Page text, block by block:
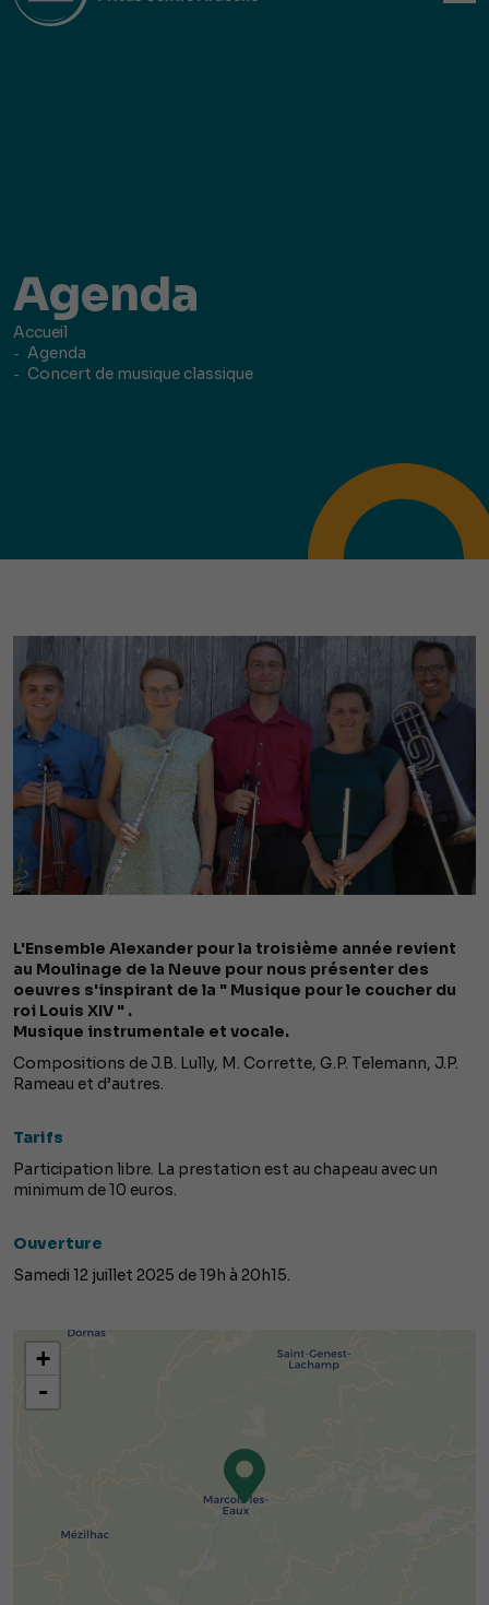
Agenda
Accueil
Agenda
Concert de musique classique
L'Ensemble Alexander pour la troisième année revient
au Moulinage de la Neuve pour nous présenter des
oeuvres s'inspirant de la " Musique pour le coucher du
roi Louis XIV " .
Musique instrumentale et vocale.
Compositions de J.B. Lully, M. Corrette, G.P. Telemann, J.P.
Rameau et d’autres.
Tarifs
Participation libre. La prestation est au chapeau avec un
minimum de 10 euros.
Ouverture
Samedi 12 juillet 2025 de 19h à 20h15.
+
-